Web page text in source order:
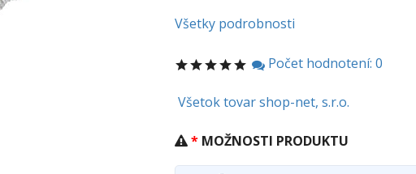
Všetky podrobnosti
Počet hodnotení: 0
Všetok tovar shop-net, s.r.o.
MOŽNOSTI PRODUKTU